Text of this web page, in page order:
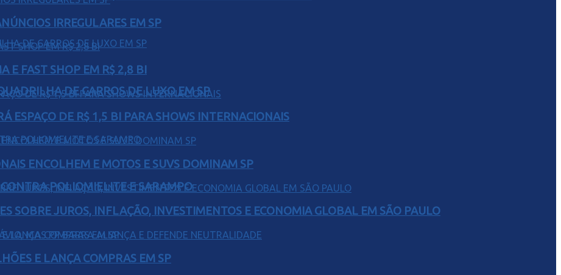
DE CARROS DE LUXO EM SP
POLIOMIELITE E SARAMPO
IRREGULARES EM SP
E FAST SHOP EM R$ 2,8 BI
ESPAÇO DE R$ 1,5 BI PARA SHOWS INTERNACIONAIS
ENCOLHEM E MOTOS E SUVS DOMINAM SP
SOBRE JUROS, INFLAÇÃO, INVESTIMENTOS E ECONOMIA GLOBAL EM SÃO PAULO
E LANÇA COMPRAS EM SP